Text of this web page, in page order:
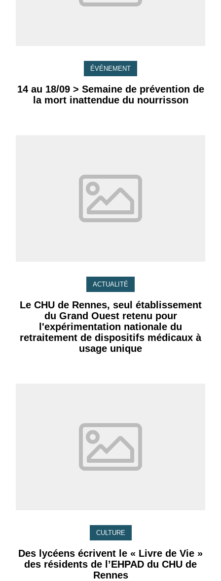
ÉVÉNEMENT
14 au 18/09 > Semaine de prévention de
la mort inattendue du nourrisson
ACTUALITÉ
Le CHU de Rennes, seul établissement
du Grand Ouest retenu pour
l'expérimentation nationale du
retraitement de dispositifs médicaux à
usage unique
CULTURE
Des lycéens écrivent le « Livre de Vie »
des résidents de l’EHPAD du CHU de
Rennes